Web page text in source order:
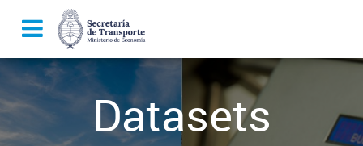
Datasets